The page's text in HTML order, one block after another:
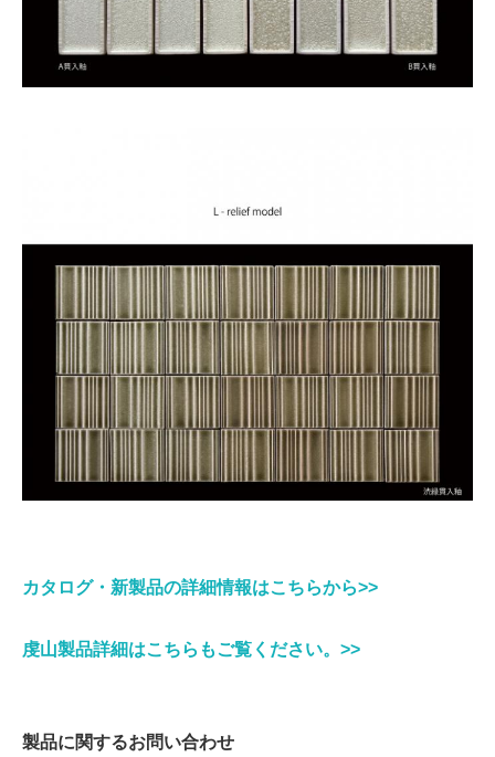
カタログ・新製品の詳細情報はこちらから>>
虔山製品詳細はこちらもご覧ください。>>
製品に関するお問い合わせ